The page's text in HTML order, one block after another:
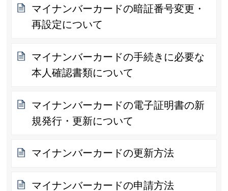
マイナンバーカードの暗証番号変更・
再設定について
マイナンバーカードの手続きに必要な
本人確認書類について
マイナンバーカードの電子証明書の新
規発行・更新について
マイナンバーカードの更新方法
マイナンバーカードの申請方法